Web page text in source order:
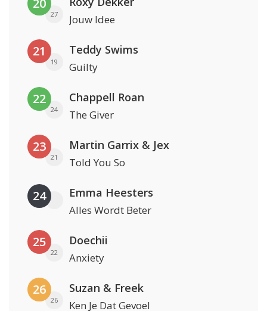
20
27 Jouw Idee
21
19
Teddy Swims
Guilty
22
24
Chappell Roan
The Giver
23
21
Martin Garrix & Jex
Told You So
24 Emma Heesters
Alles Wordt Beter
25
22
Doechii
Anxiety
26
26
Suzan & Freek
Ken Je Dat Gevoel